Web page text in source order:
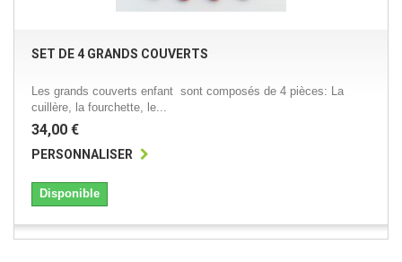
SET DE 4 GRANDS COUVERTS
Les grands couverts enfant sont composés de 4 pièces: La
cuillère, la fourchette, le...
34,00 €
PERSONNALISER
Disponible